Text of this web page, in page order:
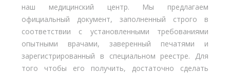
наш медицинский центр. Мы предлагаем
официальный документ, заполненный строго в
соответствии с установленными требованиями
опытными врачами, заверенный печатями и
зарегистрированный в специальном реестре. Для
того чтобы его получить, достаточно сделать